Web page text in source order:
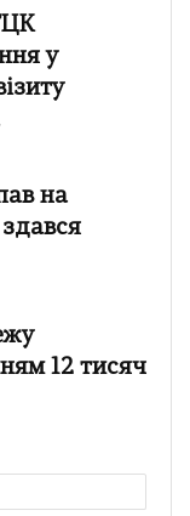
у
на
12 тисяч